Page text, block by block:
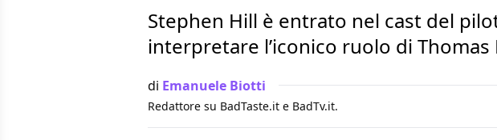
Stephen Hill è entrato nel cast del
interpretare l’iconico ruolo di
di Emanuele Biotti
Redattore su BadTaste.it e BadTv.it.